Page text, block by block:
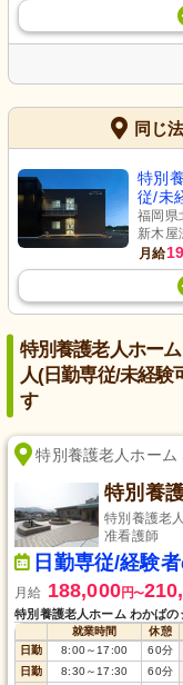
同じ
特別
従/未
福岡県
新木屋
月給
特別養護老人ホー
人(日勤専従/未経験
す
特別養護老人ホーム
特別養
特別養護老
准看護師
日勤専従/経験
月給 188,000円〜
特別養護老人ホーム わかばの
就業時間 休憩
日勤
8:00～17:00 60分
日勤 8:30～17:30 60分